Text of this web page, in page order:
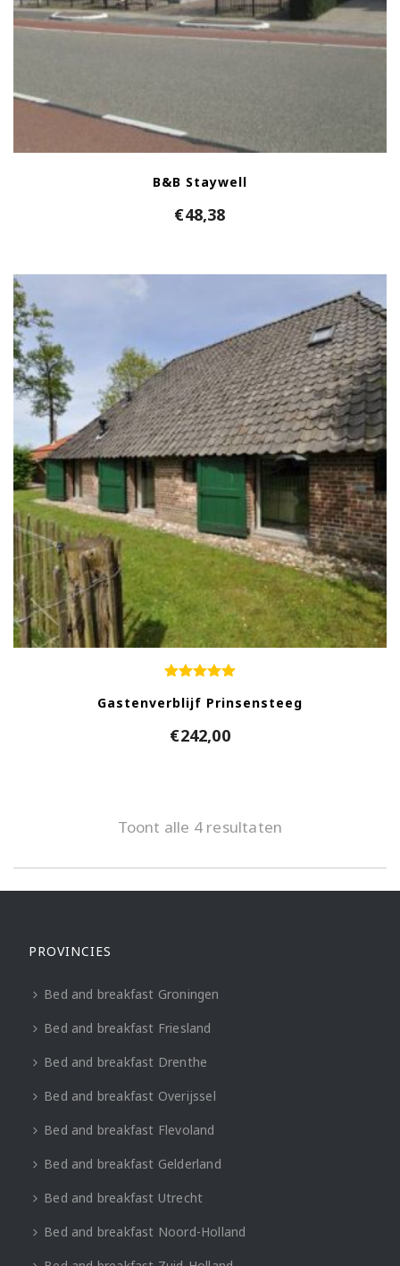
B&B Staywell
€48,38
Gastenverblijf Prinsensteeg
€242,00
Toont alle 4 resultaten
PROVINCIES
Bed and breakfast Groningen
Bed and breakfast Friesland
Bed and breakfast Drenthe
Bed and breakfast Overijssel
Bed and breakfast Flevoland
Bed and breakfast Gelderland
Bed and breakfast Utrecht
Bed and breakfast Noord-Holland